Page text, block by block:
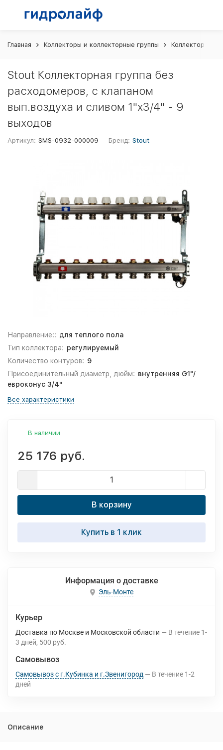
Главная Коллекторы и коллекторные группы Коллекторные
Stout Коллекторная группа без
расходомеров, с клапаном
вып.воздуха и сливом 1"x3/4" - 9
выходов
Артикул: SMS-0932-000009 Бренд: Stout
Направление:: для теплого пола
Тип коллектора: регулируемый
Количество контуров: 9
Присоединительный диаметр, дюйм: внутренняя G1"/
евроконус 3/4"
Все характеристики
В наличии
25 176 руб.
В корзину
Купить в 1 клик
Информация о доставке
Эль-Монте
Курьер
Доставка по Москве и Московской области В течение 1-
3 дней 500 руб.
Самовывоз
Самовывоз с г.Кубинка и г.Звенигород В течение 1-2
дней
Описание